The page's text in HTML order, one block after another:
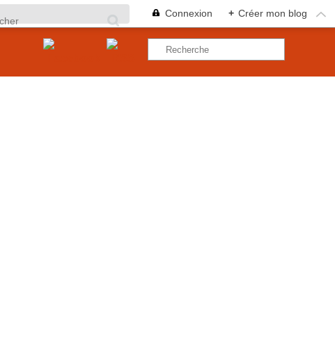
Connexion + Créer mon blog